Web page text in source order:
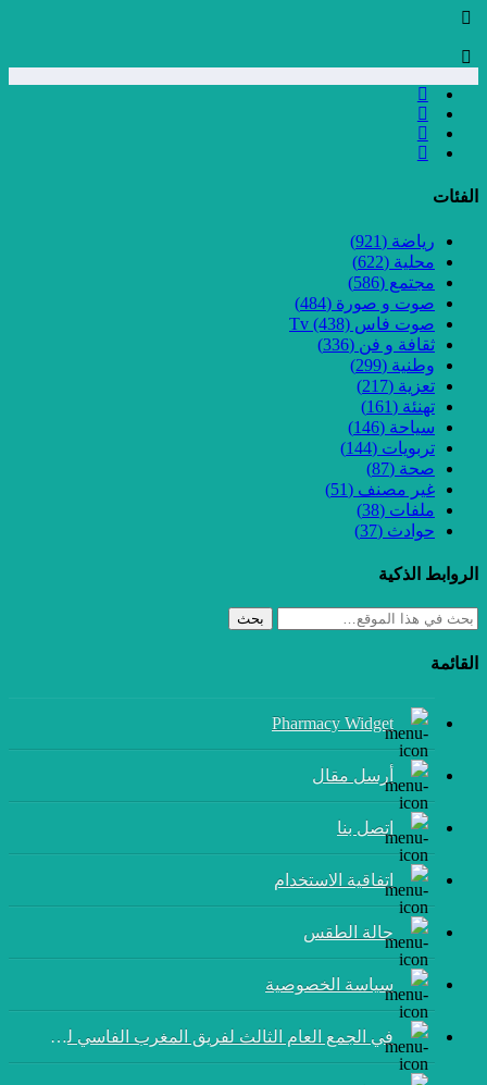
الفئات
رياضة (921)
محلية (622)
مجتمع (586)
صوت و صورة (484)
صوت فاس Tv (438)
ثقافة و فن (336)
وطنية (299)
تعزية (217)
تهنئة (161)
سياحة (146)
تربويات (144)
صحة (87)
غير مصنف (51)
ملفات (38)
حوادث (37)
الروابط الذكية
بحث
القائمة
Pharmacy Widget
أرسل مقال
إتصل بنا
اتفاقية الاستخدام
حالة الطقس
سياسة الخصوصية
في الجمع العام الثالث لفريق المغرب الفاسي لكرة القدم: